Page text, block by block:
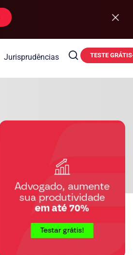
Jurisprudências TESTE GRÁTIS